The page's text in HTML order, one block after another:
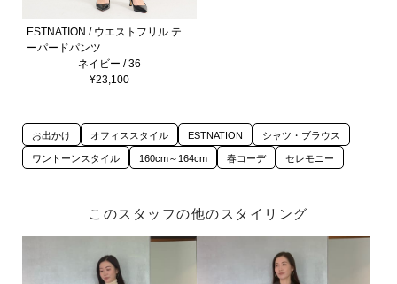
ESTNATION / ウエストフリル テ
ーパードパンツ
ネイビー / 36
¥23,100
お出かけ オフィススタイル ESTNATION シャツ・ブラウス
ワントーンスタイル 160cm～164cm 春コーデ セレモニー
このスタッフの他のスタイリング